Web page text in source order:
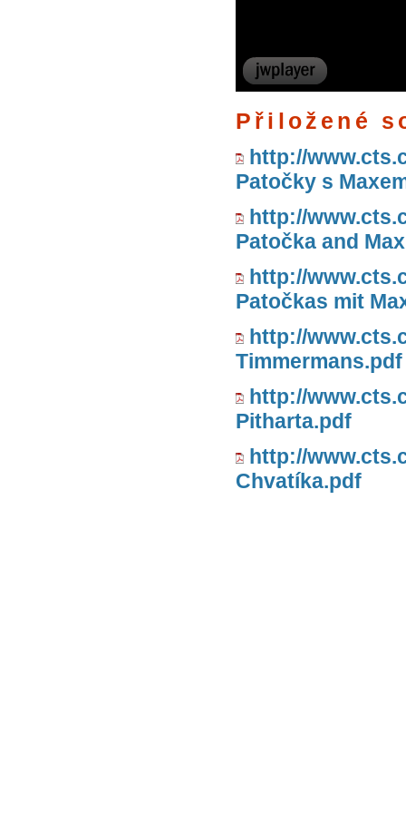
Přiložené
http://
Patočky s
http://
Patočka and
http://
Patočkas mit
http://
Timmermans.pdf
http://
Pitharta.pdf
http://
Chvatíka.pdf